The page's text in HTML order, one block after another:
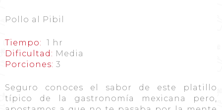
Pollo al Pibil
Tiempo:
1 hr
Dificultad: Media
Porciones: 3
Seguro conoces el sabor de este platillo
típico de la gastronomía mexicana pero,